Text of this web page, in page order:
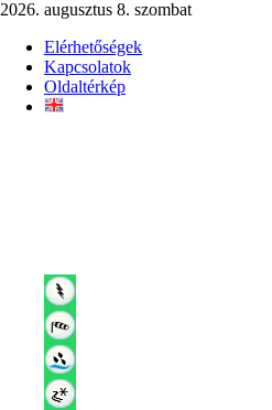
2026. augusztus 8. szombat
Elérhetőségek
Kapcsolatok
Oldaltérkép